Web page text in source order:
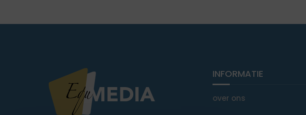
INFORMATIE
over ons